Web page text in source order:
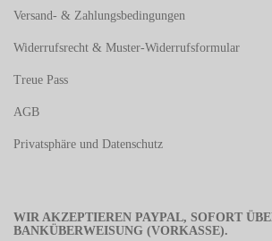
Versand- & Zahlungsbedingungen
Widerrufsrecht & Muster-Widerrufsformular
Treue Pass
AGB
Privatsphäre und Datenschutz
WIR AKZEPTIEREN PAYPAL, SOFORT
BANKÜBERWEISUNG (VORKASSE).